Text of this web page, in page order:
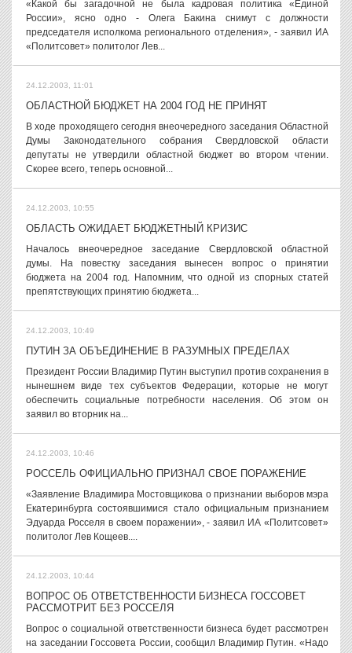
«Какой бы загадочной не была кадровая политика «Единой
России», ясно одно - Олега Бакина снимут с должности
председателя исполкома регионального отделения», - заявил ИА
«Политсовет» политолог Лев...
24.12.2003, 11:01
ОБЛАСТНОЙ БЮДЖЕТ НА 2004 ГОД НЕ ПРИНЯТ
В ходе проходящего сегодня внеочередного заседания Областной
Думы Законодательного собрания Свердловской области
депутаты не утвердили областной бюджет во втором чтении.
Скорее всего, теперь основной...
24.12.2003, 10:55
ОБЛАСТЬ ОЖИДАЕТ БЮДЖЕТНЫЙ КРИЗИС
Началось внеочередное заседание Свердловской областной
думы. На повестку заседания вынесен вопрос о принятии
бюджета на 2004 год. Напомним, что одной из спорных статей
препятствующих принятию бюджета...
24.12.2003, 10:49
ПУТИН ЗА ОБЪЕДИНЕНИЕ В РАЗУМНЫХ ПРЕДЕЛАХ
Президент России Владимир Путин выступил против сохранения в
нынешнем виде тех субъектов Федерации, которые не могут
обеспечить социальные потребности населения. Об этом он
заявил во вторник на...
24.12.2003, 10:46
РОССЕЛЬ ОФИЦИАЛЬНО ПРИЗНАЛ СВОЕ ПОРАЖЕНИЕ
«Заявление Владимира Мостовщикова о признании выборов мэра
Екатеринбурга состоявшимися стало официальным признанием
Эдуарда Росселя в своем поражении», - заявил ИА «Политсовет»
политолог Лев Кощеев....
24.12.2003, 10:44
ВОПРОС ОБ ОТВЕТСТВЕННОСТИ БИЗНЕСА ГОССОВЕТ
РАССМОТРИТ БЕЗ РОССЕЛЯ
Вопрос о социальной ответственности бизнеса будет рассмотрен
на заседании Госсовета России, сообщил Владимир Путин. «Надо